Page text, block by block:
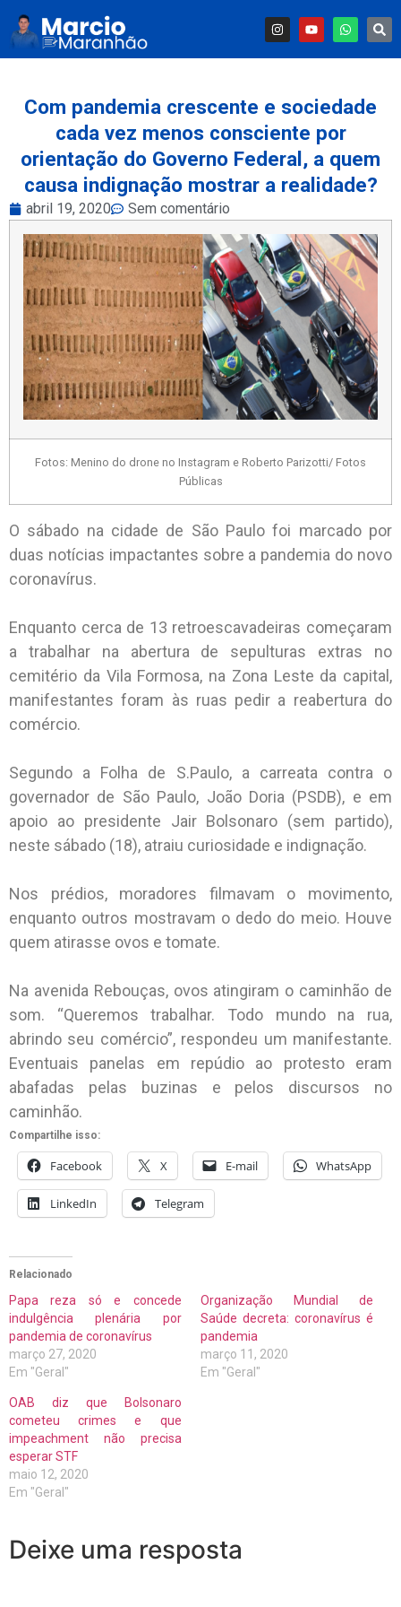
Com pandemia crescente e sociedade
cada vez menos consciente por
orientação do Governo Federal, a quem
causa indignação mostrar a realidade?
abril 19, 2020 Sem comentário
Fotos: Menino do drone no Instagram e Roberto Parizotti/ Fotos
Públicas
O sábado na cidade de São Paulo foi marcado por
duas notícias impactantes sobre a pandemia do novo
coronavírus.
Enquanto cerca de 13 retroescavadeiras começaram
a trabalhar na abertura de sepulturas extras no
cemitério da Vila Formosa, na Zona Leste da capital,
manifestantes foram às ruas pedir a reabertura do
comércio.
Segundo a Folha de S.Paulo, a carreata contra o
governador de São Paulo, João Doria (PSDB), e em
apoio ao presidente Jair Bolsonaro (sem partido),
neste sábado (18), atraiu curiosidade e indignação.
Nos prédios, moradores filmavam o movimento,
enquanto outros mostravam o dedo do meio. Houve
quem atirasse ovos e tomate.
Na avenida Rebouças, ovos atingiram o caminhão de
som. “Queremos trabalhar. Todo mundo na rua,
abrindo seu comércio”, respondeu um manifestante.
Eventuais panelas em repúdio ao protesto eram
abafadas pelas buzinas e pelos discursos no
caminhão.
Compartilhe isso:
Facebook X E-mail WhatsApp
LinkedIn Telegram
Relacionado
Papa reza só e concede
indulgência plenária por
pandemia de coronavírus
março 27, 2020
Em "Geral"
Organização Mundial de
Saúde decreta: coronavírus é
pandemia
março 11, 2020
Em "Geral"
OAB diz que Bolsonaro
cometeu crimes e que
impeachment não precisa
esperar STF
maio 12, 2020
Em "Geral"
Deixe uma resposta